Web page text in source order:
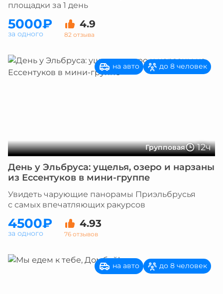
площадки за 1 день
5000₽ 4.9
82 отзыва
за одного
Групповая 12ч
на авто до 8 человек
День у Эльбруса: ущелья, озеро и нарзаны
из Ессентуков в мини-группе
Увидеть чарующие панорамы Приэльбрусья
с самых впечатляющих ракурсов
4500₽ 4.93
76 отзывов
за одного
на авто до 8 человек